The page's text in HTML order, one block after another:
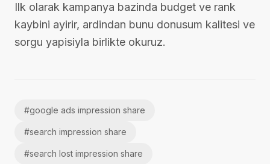
Ilk olarak kampanya bazinda budget ve rank
kaybini ayirir, ardindan bunu donusum kalitesi ve
sorgu yapisiyla birlikte okuruz.
#google ads impression share
#search impression share
#search lost impression share